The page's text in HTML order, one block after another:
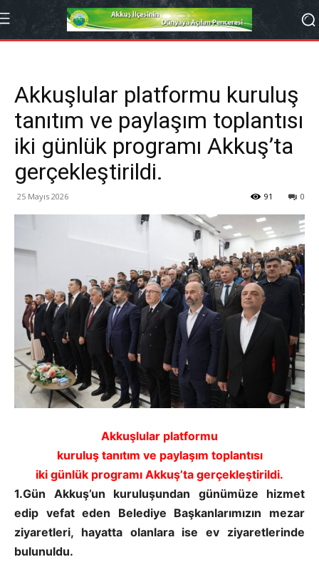
Akkuşlular platformu kuruluş
tanıtım ve paylaşım toplantısı
iki günlük programı Akkuş’ta
gerçekleştirildi.
25 Mayıs 2026 0
91
Akkuşlular platformu
kuruluş tanıtım ve paylaşım toplantısı
iki günlük programı Akkuş’ta gerçekleştirildi.
1.Gün Akkuş’un kuruluşundan günümüze hizmet
edip vefat eden Belediye Başkanlarımızın mezar
ziyaretleri, hayatta olanlara ise ev ziyaretlerinde
bulunuldu.